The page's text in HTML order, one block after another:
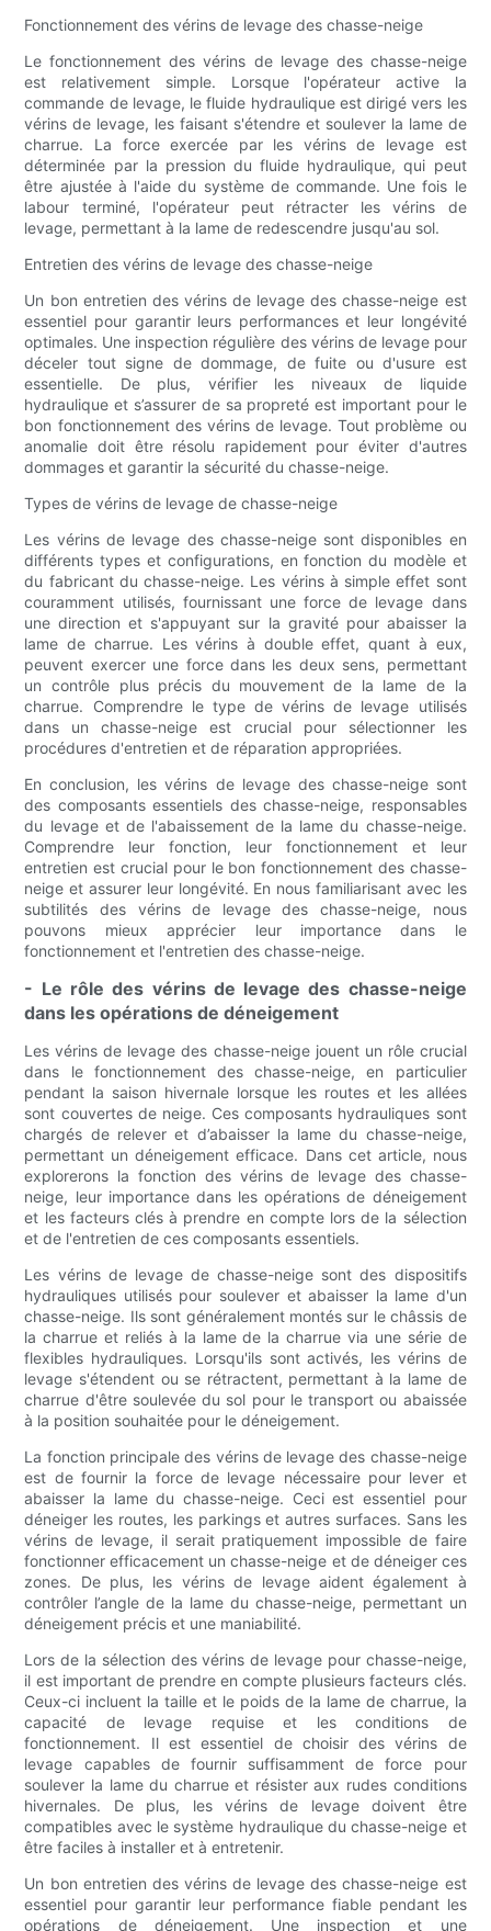
Fonctionnement des vérins de levage des chasse-neige
Le fonctionnement des vérins de levage des chasse-neige
est relativement simple. Lorsque l'opérateur active la
commande de levage, le fluide hydraulique est dirigé vers les
vérins de levage, les faisant s'étendre et soulever la lame de
charrue. La force exercée par les vérins de levage est
déterminée par la pression du fluide hydraulique, qui peut
être ajustée à l'aide du système de commande. Une fois le
labour terminé, l'opérateur peut rétracter les vérins de
levage, permettant à la lame de redescendre jusqu'au sol.
Entretien des vérins de levage des chasse-neige
Un bon entretien des vérins de levage des chasse-neige est
essentiel pour garantir leurs performances et leur longévité
optimales. Une inspection régulière des vérins de levage pour
déceler tout signe de dommage, de fuite ou d'usure est
essentielle. De plus, vérifier les niveaux de liquide
hydraulique et s’assurer de sa propreté est important pour le
bon fonctionnement des vérins de levage. Tout problème ou
anomalie doit être résolu rapidement pour éviter d'autres
dommages et garantir la sécurité du chasse-neige.
Types de vérins de levage de chasse-neige
Les vérins de levage des chasse-neige sont disponibles en
différents types et configurations, en fonction du modèle et
du fabricant du chasse-neige. Les vérins à simple effet sont
couramment utilisés, fournissant une force de levage dans
une direction et s'appuyant sur la gravité pour abaisser la
lame de charrue. Les vérins à double effet, quant à eux,
peuvent exercer une force dans les deux sens, permettant
un contrôle plus précis du mouvement de la lame de la
charrue. Comprendre le type de vérins de levage utilisés
dans un chasse-neige est crucial pour sélectionner les
procédures d'entretien et de réparation appropriées.
En conclusion, les vérins de levage des chasse-neige sont
des composants essentiels des chasse-neige, responsables
du levage et de l'abaissement de la lame du chasse-neige.
Comprendre leur fonction, leur fonctionnement et leur
entretien est crucial pour le bon fonctionnement des chasse-
neige et assurer leur longévité. En nous familiarisant avec les
subtilités des vérins de levage des chasse-neige, nous
pouvons mieux apprécier leur importance dans le
fonctionnement et l'entretien des chasse-neige.
- Le rôle des vérins de levage des chasse-neige
dans les opérations de déneigement
Les vérins de levage des chasse-neige jouent un rôle crucial
dans le fonctionnement des chasse-neige, en particulier
pendant la saison hivernale lorsque les routes et les allées
sont couvertes de neige. Ces composants hydrauliques sont
chargés de relever et d’abaisser la lame du chasse-neige,
permettant un déneigement efficace. Dans cet article, nous
explorerons la fonction des vérins de levage des chasse-
neige, leur importance dans les opérations de déneigement
et les facteurs clés à prendre en compte lors de la sélection
et de l'entretien de ces composants essentiels.
Les vérins de levage de chasse-neige sont des dispositifs
hydrauliques utilisés pour soulever et abaisser la lame d'un
chasse-neige. Ils sont généralement montés sur le châssis de
la charrue et reliés à la lame de la charrue via une série de
flexibles hydrauliques. Lorsqu'ils sont activés, les vérins de
levage s'étendent ou se rétractent, permettant à la lame de
charrue d'être soulevée du sol pour le transport ou abaissée
à la position souhaitée pour le déneigement.
La fonction principale des vérins de levage des chasse-neige
est de fournir la force de levage nécessaire pour lever et
abaisser la lame du chasse-neige. Ceci est essentiel pour
déneiger les routes, les parkings et autres surfaces. Sans les
vérins de levage, il serait pratiquement impossible de faire
fonctionner efficacement un chasse-neige et de déneiger ces
zones. De plus, les vérins de levage aident également à
contrôler l’angle de la lame du chasse-neige, permettant un
déneigement précis et une maniabilité.
Lors de la sélection des vérins de levage pour chasse-neige,
il est important de prendre en compte plusieurs facteurs clés.
Ceux-ci incluent la taille et le poids de la lame de charrue, la
capacité de levage requise et les conditions de
fonctionnement. Il est essentiel de choisir des vérins de
levage capables de fournir suffisamment de force pour
soulever la lame du charrue et résister aux rudes conditions
hivernales. De plus, les vérins de levage doivent être
compatibles avec le système hydraulique du chasse-neige et
être faciles à installer et à entretenir.
Un bon entretien des vérins de levage des chasse-neige est
essentiel pour garantir leur performance fiable pendant les
opérations de déneigement. Une inspection et une